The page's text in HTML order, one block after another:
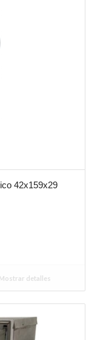
42x159x29
Mostrar detalles